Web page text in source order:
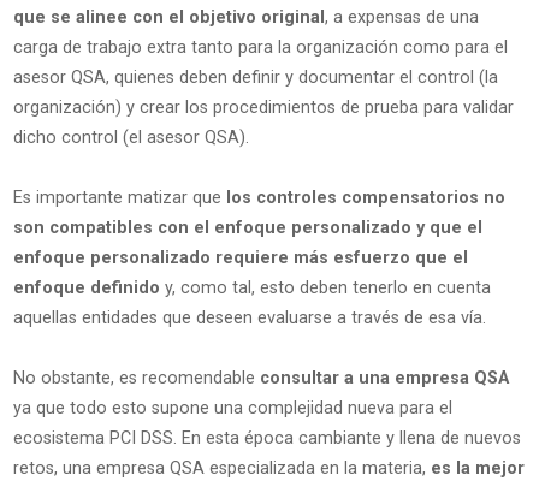
que se alinee con el objetivo original , a expensas de una
carga de trabajo extra tanto para la organización como para el
asesor QSA, quienes deben definir y documentar el control (la
organización) y crear los procedimientos de prueba para validar
dicho control (el asesor QSA).
Es importante matizar que los controles compensatorios no
son compatibles con el enfoque personalizado y que el
enfoque personalizado requiere más esfuerzo que el
enfoque definido y, como tal, esto deben tenerlo en cuenta
aquellas entidades que deseen evaluarse a través de esa vía.
No obstante, es recomendable consultar a una empresa QSA
ya que todo esto supone una complejidad nueva para el
ecosistema PCI DSS. En esta época cambiante y llena de nuevos
retos, una empresa QSA especializada en la materia, es la mejor